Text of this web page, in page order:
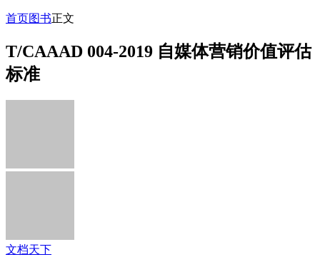
首页图书正文
T/CAAAD 004-2019 自媒体营销价值评估
标准
文档天下